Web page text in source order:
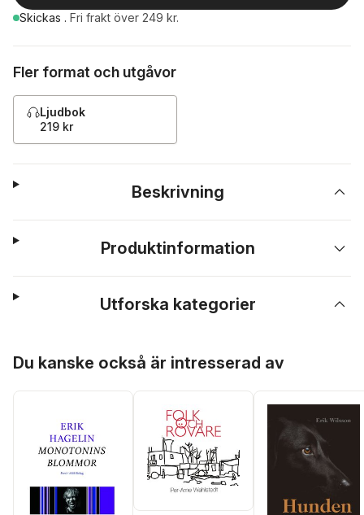
Skickas . Fri frakt över 249 kr.
Fler format och utgåvor
Ljudbok
219 kr
Beskrivning
Produktinformation
Utforska kategorier
Du kanske också är intresserad av